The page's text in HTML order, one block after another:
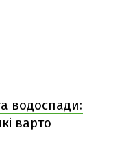
водоспади:
варто